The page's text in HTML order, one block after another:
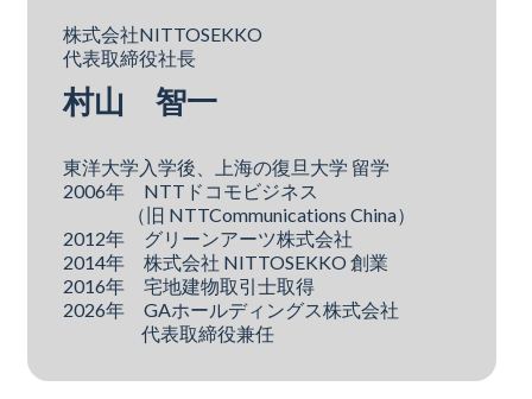
株式会社NITTOSEKKO
代表取締役社長
村山 智一
東洋大学入学後、上海の復旦大学 留学
2006年 NTTドコモビジネス
（旧 NTTCommunications China）
2012年 グリーンアーツ株式会社
2014年 株式会社 NITTOSEKKO 創業
2016年 宅地建物取引士取得
2026年 GAホールディングス株式会社
代表取締役兼任